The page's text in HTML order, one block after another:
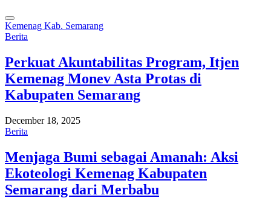
Kemenag Kab. Semarang
Berita
Perkuat Akuntabilitas Program, Itjen
Kemenag Monev Asta Protas di
Kabupaten Semarang
December 18, 2025
Berita
Menjaga Bumi sebagai Amanah: Aksi
Ekoteologi Kemenag Kabupaten
Semarang dari Merbabu